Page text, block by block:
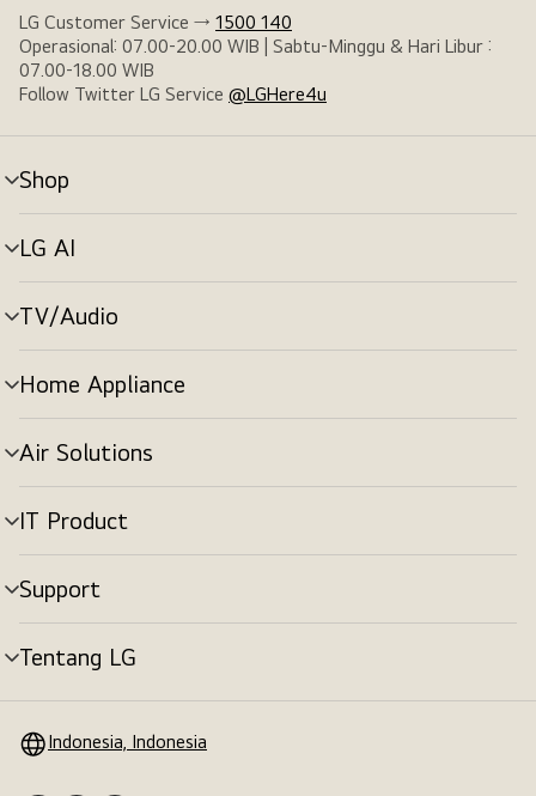
LG Customer Service → 1500 140
Operasional: 07.00-20.00 WIB | Sabtu-Minggu & Hari Libur :
07.00-18.00 WIB
Follow Twitter LG Service @LGHere4u
Shop
tombol
menu
LG AI
tombol
menu
TV/Audio
tombol
menu
Home Appliance
tombol
menu
Air Solutions
tombol
menu
IT Product
tombol
menu
Support
tombol
menu
Tentang LG
tombol
Indonesia, Indonesia